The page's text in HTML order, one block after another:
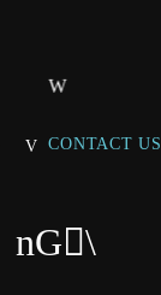
CONTACT US